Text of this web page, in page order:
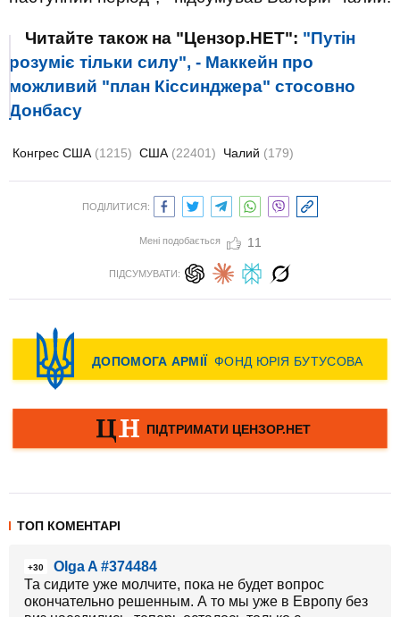
Читайте також на "Цензор.НЕТ": "Путін
розуміє тільки силу", - Маккейн про
можливий "план Кіссинджера" стосовно
Донбасу
Конгрес США (1215) США (22401) Чалий (179)
ПОДІЛИТИСЯ:
Мені подобається 11
ПІДСУМУВАТИ:
ТОП КОМЕНТАРІ
+30
Olga A #374484
Та сидите уже молчите, пока не будет вопрос
окончательно решенным. А то мы уже в Европу без